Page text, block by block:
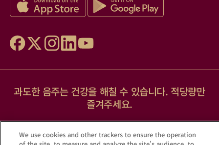
과도한 음주는 건강을 해칠 수 있습니다. 적당량만
즐겨주세요.
© Krug 2026
We use cookies and other trackers to ensure the operation